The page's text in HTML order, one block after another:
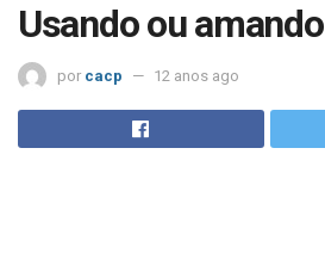
Usando ou amando
por cacp 12 anos ago